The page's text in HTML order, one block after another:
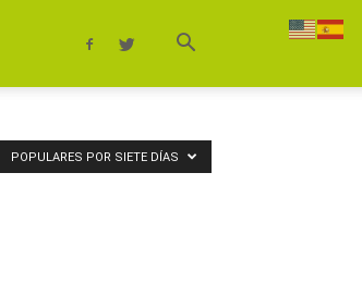
POPULARES POR SIETE DÍAS